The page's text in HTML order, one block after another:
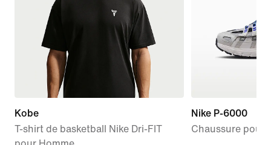
Kobe
T-shirt de basketball Nike Dri-FIT
Nike P-6000
Chaussure pour